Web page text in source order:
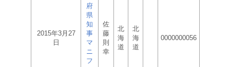
2015年3月27
日
府
県
知
事
マ
ニ
フ
佐
藤
則
幸
北
海
道
北
海
道
0000000056